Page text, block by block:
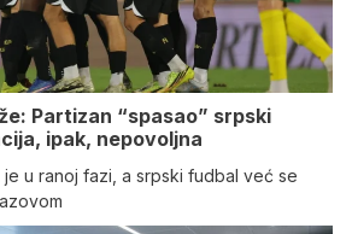
Partizan “spasao” srpski
ipak, nepovoljna
u ranoj fazi, a srpski fudbal već se